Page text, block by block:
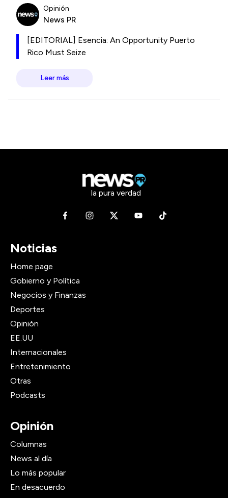
Opinión
News PR
[EDITORIAL] Esencia: An Opportunity Puerto
Rico Must Seize
Leer más
la pura verdad
Noticias
Home page
Gobierno y Política
Negocios y Finanzas
Deportes
Opinión
EE.UU
Internacionales
Entretenimiento
Otras
Podcasts
Opinión
Columnas
News al día
Lo más popular
En desacuerdo